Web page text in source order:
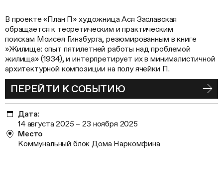
В проекте «План П» художница Ася Заславская
обращается к теоретическим и практическим
поискам Моисея Гинзбурга, резюмированным в книге
»Жилище: опыт пятилетней работы над проблемой
жилища» (1934), и интерпретирует их в минималистичной
архитектурной композиции на полу ячейки П.
ПЕРЕЙТИ К СОБЫТИЮ
Дата:
14 августа 2025 – 23 ноября 2025
Место
Коммунальный блок Дома Наркомфина